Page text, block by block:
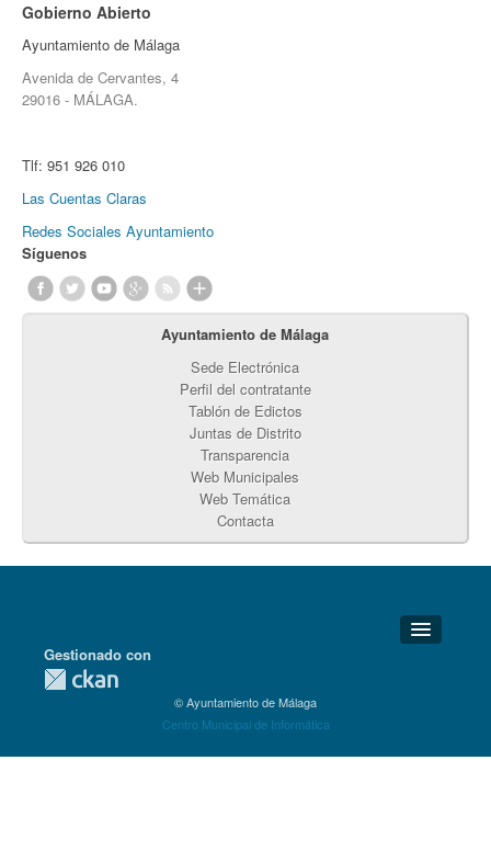
Gobierno Abierto
Ayuntamiento de Málaga
Avenida de Cervantes, 4
29016 - MÁLAGA.
Tlf: 951 926 010
Las Cuentas Claras
Redes Sociales Ayuntamiento
Síguenos
Ayuntamiento de Málaga
Sede Electrónica
Perfil del contratante
Tablón de Edictos
Juntas de Distrito
Transparencia
Web Municipales
Web Temática
Contacta
Detalles Técnicos
Gestionado con
© Ayuntamiento de Málaga
Centro Municipal de Informática